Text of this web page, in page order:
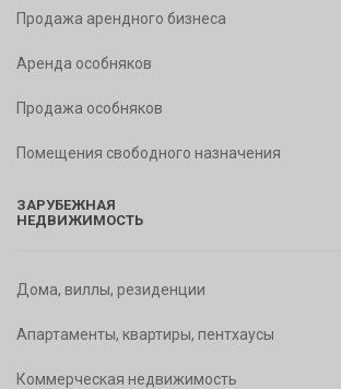
Продажа арендного бизнеса
Аренда особняков
Продажа особняков
Помещения свободного назначения
ЗАРУБЕЖНАЯ
НЕДВИЖИМОСТЬ
Дома, виллы, резиденции
Апартаменты, квартиры, пентхаусы
Коммерческая недвижимость